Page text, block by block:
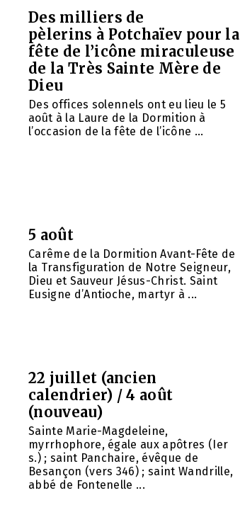
Des milliers de
pèlerins à Potchaïev pour la
fête de l’icône miraculeuse
de la Très Sainte Mère de
Dieu
Des offices solennels ont eu lieu le 5
août à la Laure de la Dormition à
l’occasion de la fête de l’icône ...
5 août
Carême de la Dormition Avant-Fête de
la Transfiguration de Notre Seigneur,
Dieu et Sauveur Jésus-Christ. Saint
Eusigne d’Antioche, martyr à ...
22 juillet (ancien
calendrier) / 4 août
(nouveau)
Sainte Marie-Magdeleine,
myrrhophore, égale aux apôtres (Ier
s.) ; saint Panchaire, évêque de
Besançon (vers 346) ; saint Wandrille,
abbé de Fontenelle ...